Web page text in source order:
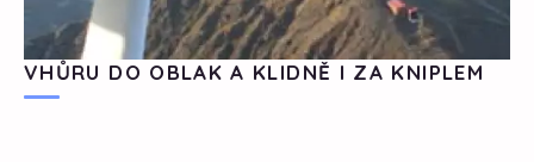
VHŮRU DO OBLAK A KLIDNĚ I ZA KNIPLEM